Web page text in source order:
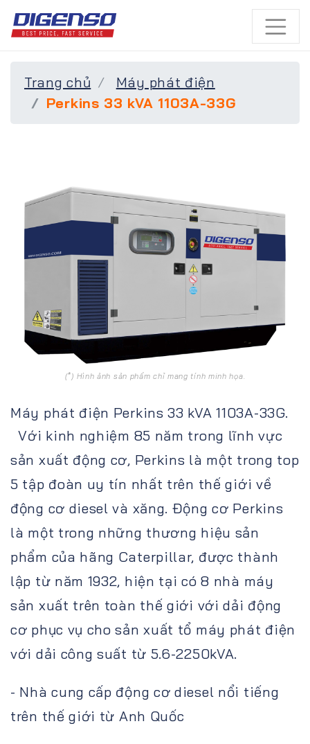
Trang chủ
Máy phát điện
Perkins 33 kVA 1103A-33G
(*) Hình ảnh sản phẩm chỉ mang tính minh họa.
Máy phát điện Perkins 33 kVA 1103A-33G.
Với kinh nghiệm 85 năm trong lĩnh vực
sản xuất động cơ, Perkins là một trong top
5 tập đoàn uy tín nhất trên thế giới về
động cơ diesel và xăng. Động cơ Perkins
là một trong những thương hiệu sản
phẩm của hãng Caterpillar, được thành
lập từ năm 1932, hiện tại có 8 nhà máy
sản xuất trên toàn thế giới với dải động
cơ phục vụ cho sản xuất tổ máy phát điện
với dải công suất từ 5.6-2250kVA.
- Nhà cung cấp động cơ diesel nổi tiếng
trên thế giới từ Anh Quốc